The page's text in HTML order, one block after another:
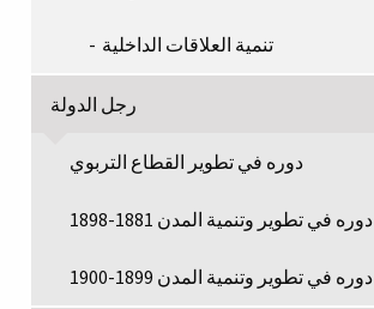
تنمية العلاقات الداخلية
رجل الدولة
دوره في تطوير القطاع التربوي
دوره في تطوير وتنمية المدن 1881-1898
دوره في تطوير وتنمية المدن 1899-1900